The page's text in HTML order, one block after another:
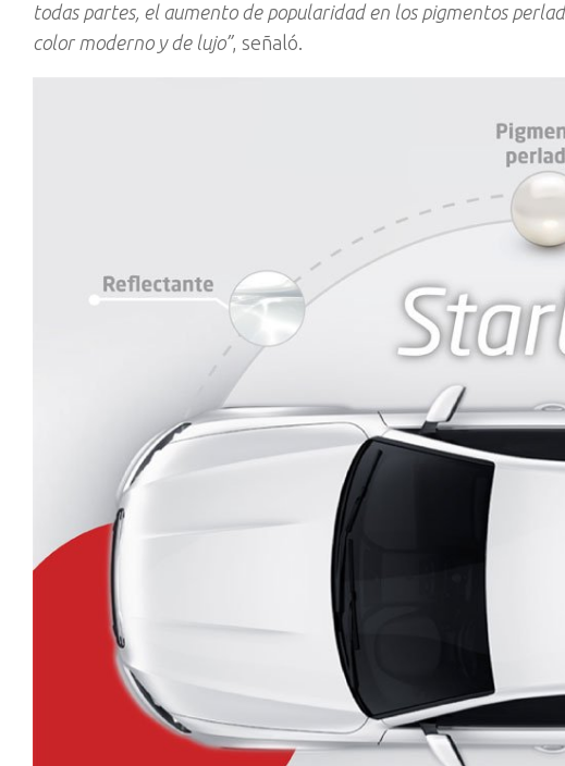
todas partes, el aumento de popularidad en los pigmentos
color moderno y de lujo”, señaló.